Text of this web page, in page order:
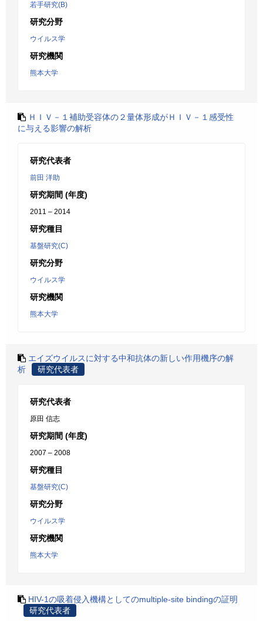
若手研究(B)
研究分野
ウイルス学
研究機関
熊本大学
ＨＩＶ－１補助受容体の２量体形成がＨＩＶ－１感受性
に与える影響の解析
研究代表者
前田 洋助
研究期間 (年度)
2011 – 2014
研究種目
基盤研究(C)
研究分野
ウイルス学
研究機関
熊本大学
エイズウイルスに対する中和抗体の新しい作用機序の解
析
研究代表者
研究代表者
原田 信志
研究期間 (年度)
2007 – 2008
研究種目
基盤研究(C)
研究分野
ウイルス学
研究機関
熊本大学
HIV-1の吸着侵入機構としてのmultiple-site bindingの証明
研究代表者